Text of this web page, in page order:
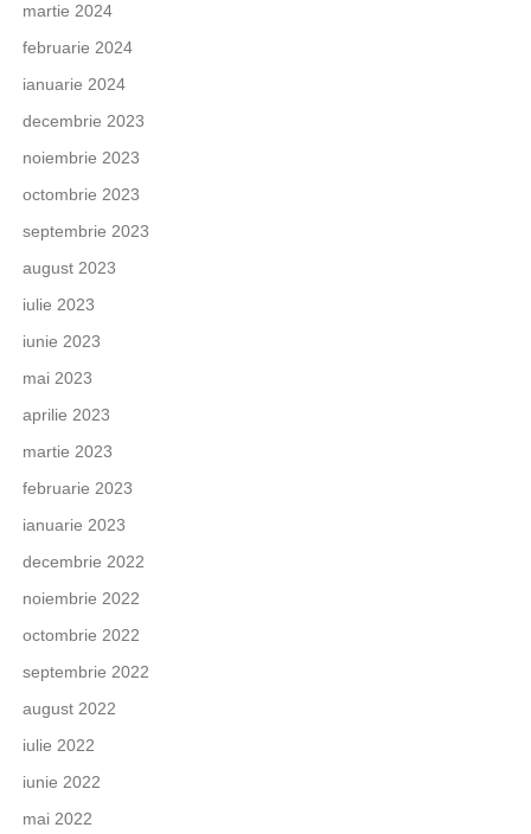
martie 2024
februarie 2024
ianuarie 2024
decembrie 2023
noiembrie 2023
octombrie 2023
septembrie 2023
august 2023
iulie 2023
iunie 2023
mai 2023
aprilie 2023
martie 2023
februarie 2023
ianuarie 2023
decembrie 2022
noiembrie 2022
octombrie 2022
septembrie 2022
august 2022
iulie 2022
iunie 2022
mai 2022